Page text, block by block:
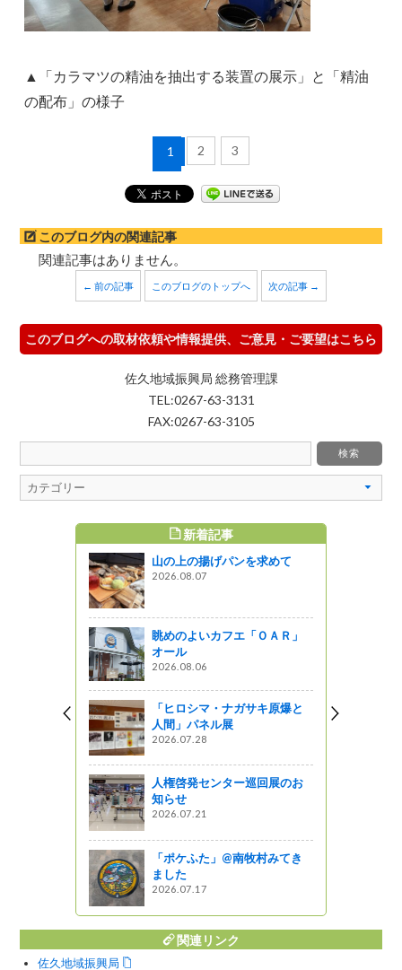
▲「カラマツの精油を抽出する装置の展示」と「精油
の配布」の様子
1 2 3
このブログ内の関連記事
関連記事はありません。
← 前の記事 このブログのトップへ 次の記事 →
このブログへの取材依頼や情報提供、ご意見・ご要望はこちら
佐久地域振興局 総務管理課
TEL:0267-63-3131
FAX:0267-63-3105
新着記事
山の上の揚げパンを求めて
2026.08.07
眺めのよいカフエ「ＯＡＲ」
オール
2026.08.06
「ヒロシマ・ナガサキ原爆と
人間」パネル展
2026.07.28
人権啓発センター巡回展のお
知らせ
2026.07.21
「ポケふた」@南牧村みてき
ました
2026.07.17
関連リンク
佐久地域振興局